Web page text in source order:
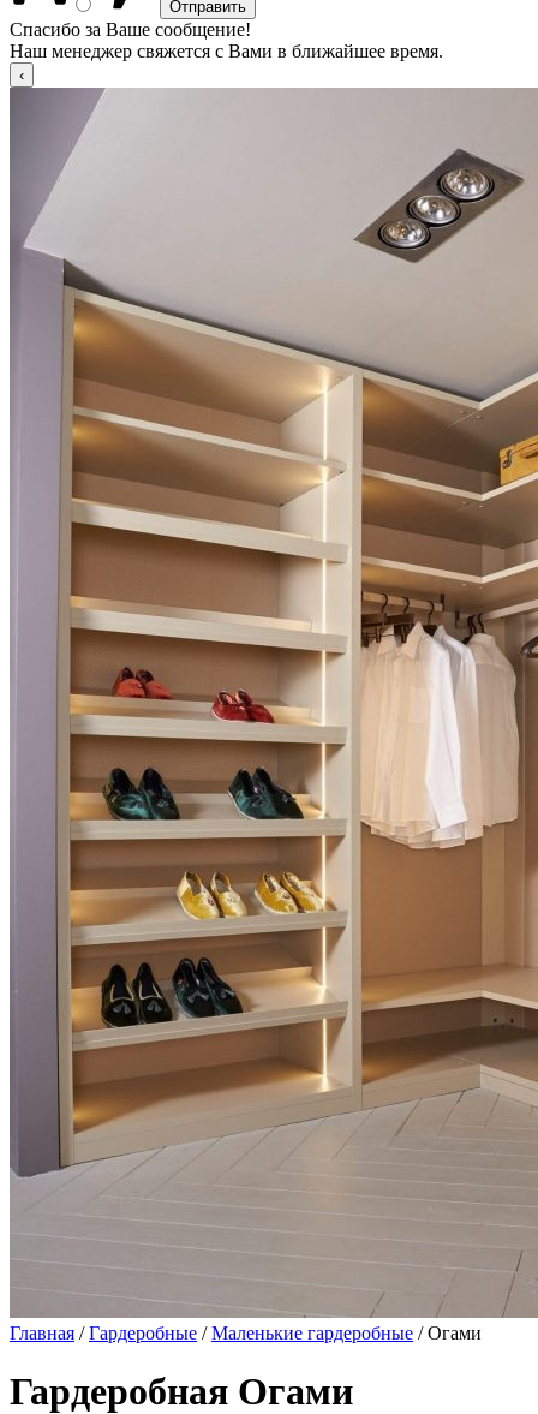
Спасибо за Ваше сообщение!
Наш менеджер свяжется с Вами в ближайшее время.
Главная /Гардеробные /Маленькие гардеробные / Огами
Гардеробная Огами